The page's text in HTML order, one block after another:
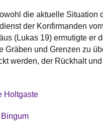
die aktuelle Situation
der Konfirmanden
(Lukas 19) ermutigte er
Gräben und Grenzen zu
werden, der Rückhalt
Holtgaste